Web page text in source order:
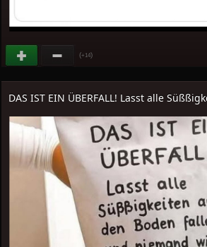
(+14)
DAS IST EIN ÜBERFALL! Lasst alle